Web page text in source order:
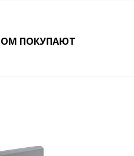
ПОКУПАЮТ